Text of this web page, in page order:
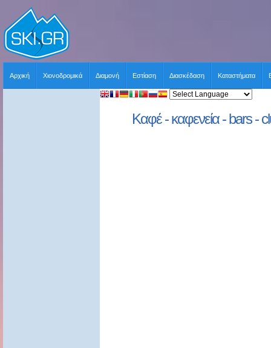
Αρχική Χιονοδρομικά Διαμονή Εστίαση Διασκέδαση Καταστήματα
Καφέ - καφενεία - bars -